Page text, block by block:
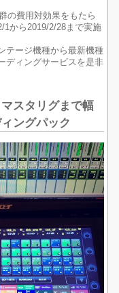
の費用対効果をもたら
1から2019/2/28まで実施
テージ機種から最新機種
ディングサービスを是非
スタリグまで幅
ングパック